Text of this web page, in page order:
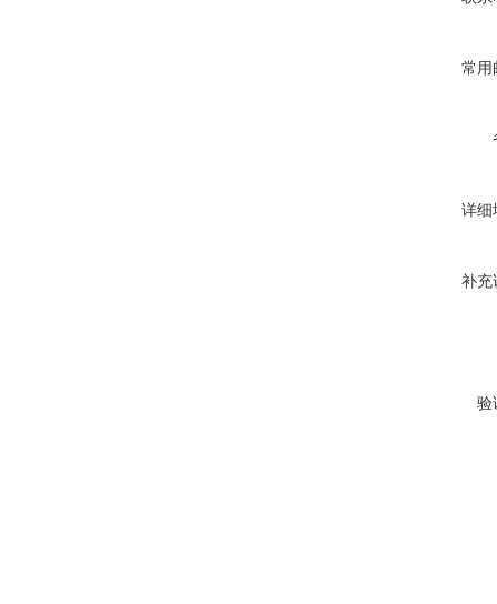
常用
详细
补充
验